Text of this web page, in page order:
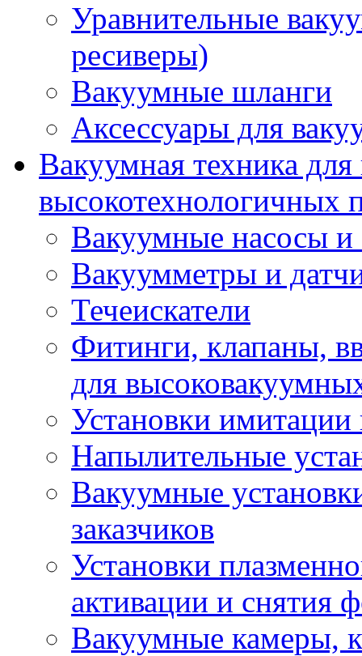
Уравнительные
ресиверы)
Вакуумные шланги
Аксессуары для
Вакуумная техника
высокотехнологичных
Вакуумные насосы и
Вакуумметры и
Течеискатели
Фитинги, клапаны,
для
Установки имитации
Напылительные
Вакуумные
заказчиков
Установки
активации и снятия
Вакуумные камеры,